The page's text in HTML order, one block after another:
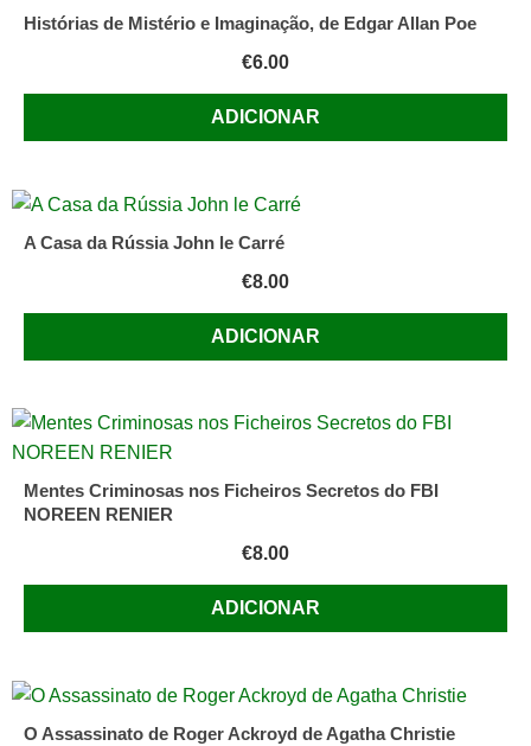
Histórias de Mistério e Imaginação, de Edgar Allan Poe
€6.00
ADICIONAR
A Casa da Rússia John le Carré
€8.00
ADICIONAR
Mentes Criminosas nos Ficheiros Secretos do FBI
NOREEN RENIER
€8.00
ADICIONAR
O Assassinato de Roger Ackroyd de Agatha Christie